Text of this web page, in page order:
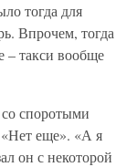
тогда для
Впрочем, тогда
– такси вообще
споротыми
еще». «А я
он с некоторой